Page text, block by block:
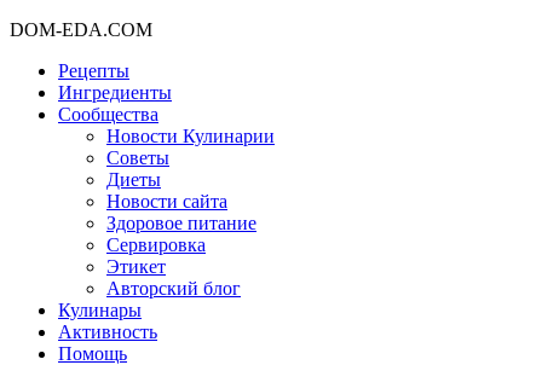
DOM-EDA.COM
Рецепты
Ингредиенты
Сообщества
Новости Кулинарии
Советы
Диеты
Новости сайта
Здоровое питание
Сервировка
Этикет
Авторский блог
Кулинары
Активность
Помощь